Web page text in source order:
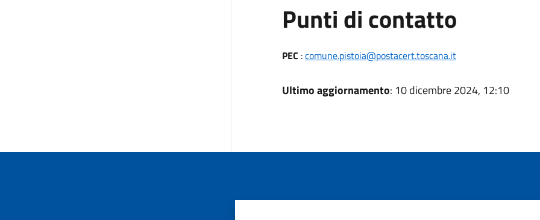
Punti di contatto
PEC :comune.pistoia@postacert.toscana.it
Ultimo aggiornamento: 10 dicembre 2024, 12:10